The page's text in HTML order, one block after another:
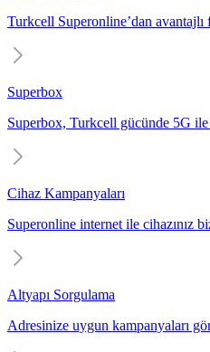
Turkcell Superonline’dan avantajlı
Superbox
Superbox, Turkcell gücünde 5G
Cihaz Kampanyaları
Superonline internet ile cihazınız
Altyapı Sorgulama
Adresinize uygun kampanyaları